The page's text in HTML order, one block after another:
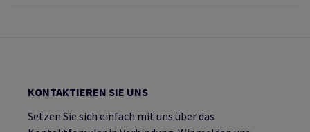
KONTAKTIEREN SIE UNS
Setzen Sie sich einfach mit uns über das